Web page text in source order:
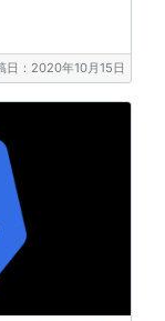
日：2020年10月15日